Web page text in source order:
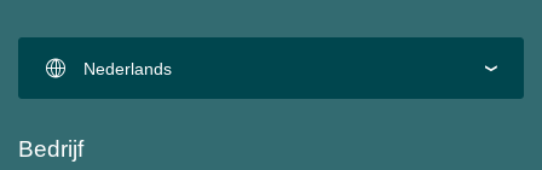
Nederlands
Bedrijf